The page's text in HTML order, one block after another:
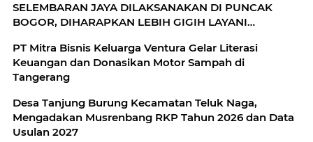
SELEMBARAN JAYA DILAKSANAKAN DI PUNCAK
BOGOR, DIHARAPKAN LEBIH GIGIH LAYANI
​PT Mitra Bisnis Keluarga Ventura Gelar Literasi
Keuangan dan Donasikan Motor Sampah di
Tangerang
Desa Tanjung Burung Kecamatan Teluk Naga,
Mengadakan Musrenbang RKP Tahun 2026 dan Data
Usulan 2027